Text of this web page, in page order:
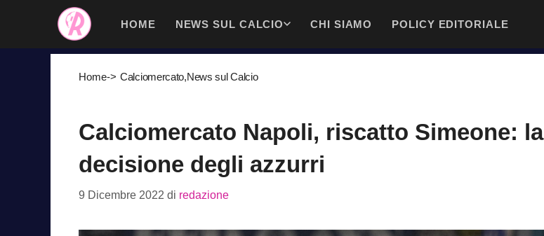
contenuto
HOME NEWS SUL CALCIO CHI SIAMO POLICY EDITORIALE
Home-> Calciomercato,News sul Calcio
Calciomercato Napoli, riscatto Simeone: la
decisione degli azzurri
9 Dicembre 2022 di redazione